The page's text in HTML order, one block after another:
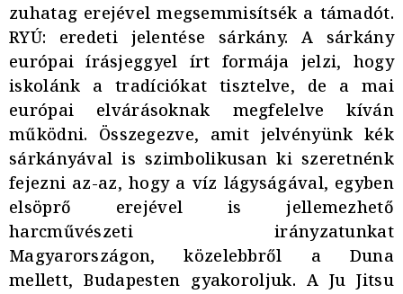
zuhatag erejével megsemmisítsék a támadót.
RYÚ: eredeti jelentése sárkány. A sárkány
európai írásjeggyel írt formája jelzi, hogy
iskolánk a tradíciókat tisztelve, de a mai
európai elvárásoknak megfelelve kíván
működni. Összegezve, amit jelvényünk kék
sárkányával is szimbolikusan ki szeretnénk
fejezni az-az, hogy a víz lágyságával, egyben
elsöprő erejével is jellemezhető
harcművészeti irányzatunkat
Magyarországon, közelebbről a Duna
mellett, Budapesten gyakoroljuk. A Ju Jitsu